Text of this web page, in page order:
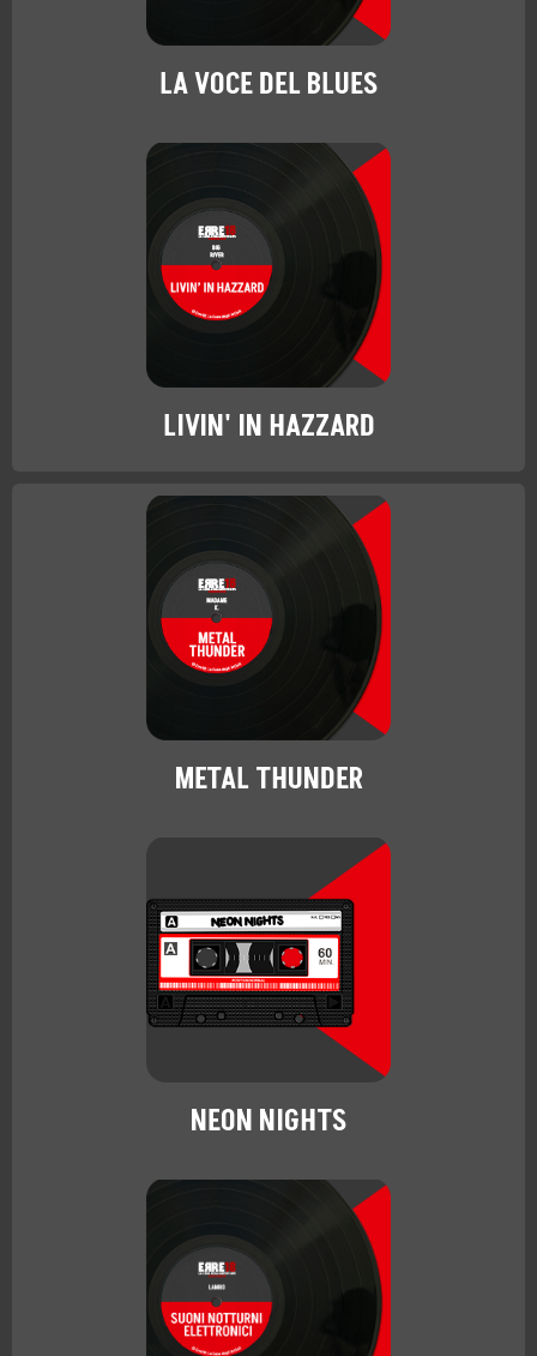
LA VOCE DEL BLUES
LIVIN' IN HAZZARD
METAL THUNDER
NEON NIGHTS